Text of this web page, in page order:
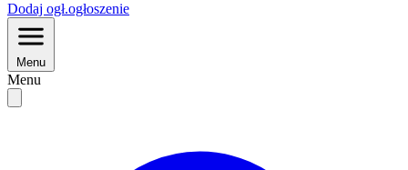
Dodaj ogł.ogłoszenie
Menu
Menu